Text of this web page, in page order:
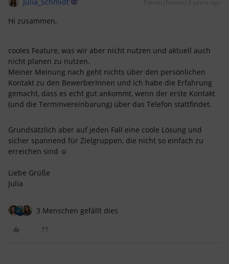
Forum|Forum|3 years ago
Hi zusammen,
cooles Feature, was wir aber nicht nutzen und aktuell auch
nicht planen zu nutzen.
Meiner Meinung nach geht nichts über den persönlichen
Kontakt zu den BewerberInnen und ich habe die Erfahrung
gemacht, dass es echt gut ankommt, wenn der erste Kontakt
(und die Terminvereinbarung) über das Telefon stattfindet.
Grundsätzlich aber auf jeden Fall eine coole Lösung und
sicher spannend für Zielgruppen, die nicht so einfach zu
erreichen sind ☺️
Liebe Grüße
Julia
3 Menschen gefällt dies